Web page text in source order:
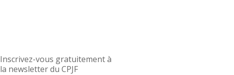
Inscrivez-vous gratuitement à
la newsletter du CPJF